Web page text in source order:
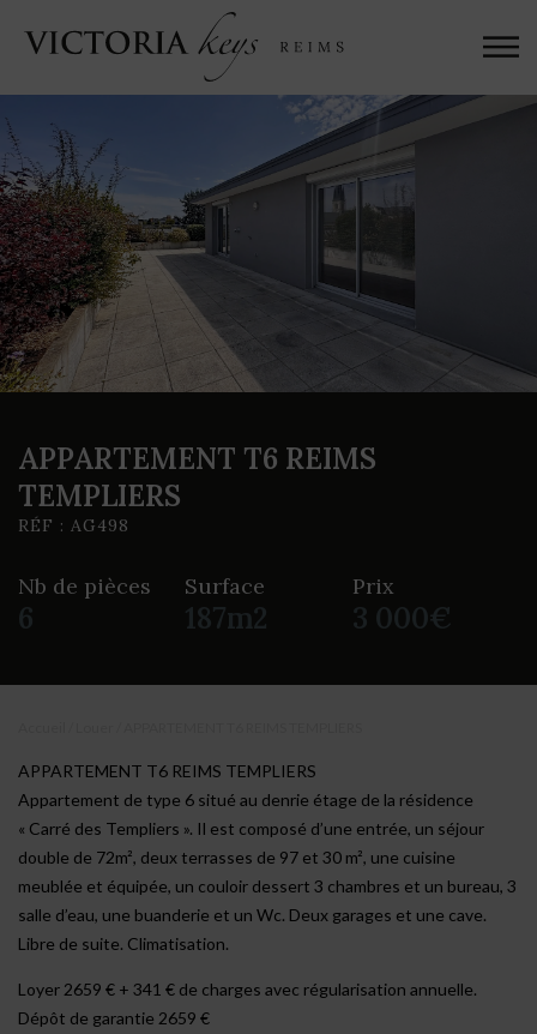
APPARTEMENT T6 REIMS
TEMPLIERS
RÉF : AG498
Nb de pièces
6
Surface
187m2
Prix
3 000€
APPARTEMENT T6 REIMS TEMPLIERS
Appartement de type 6 situé au denrie étage de la résidence
« Carré des Templiers ». Il est composé d’une entrée, un séjour
double de 72m², deux terrasses de 97 et 30 m², une cuisine
meublée et équipée, un couloir dessert 3 chambres et un bureau, 3
salle d’eau, une buanderie et un Wc. Deux garages et une cave.
Libre de suite. Climatisation.
Loyer 2659 € + 341 € de charges avec régularisation annuelle.
Dépôt de garantie 2659 €